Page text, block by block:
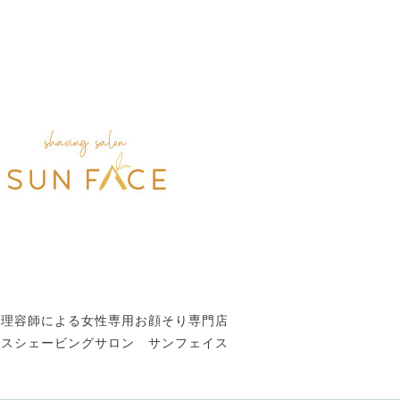
容師による女性専用お顔そり専門店
シェービングサロン サンフェイス